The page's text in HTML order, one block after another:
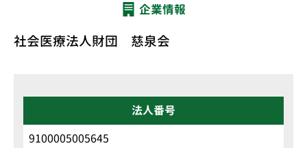
企業情報
社会医療法人財団 慈泉会
法人番号
9100005005645